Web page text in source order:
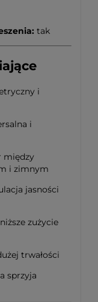
tak
i
i
i zimnym
jasności
zużycie
trwałości
sprzyja